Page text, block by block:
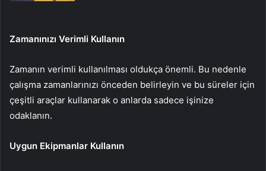
Zamanınızı Verimli Kullanın
Zamanın verimli kullanılması oldukça önemli. Bu nedenle
çalışma zamanlarınızı önceden belirleyin ve bu süreler için
çeşitli araçlar kullanarak o anlarda sadece işinize
odaklanın.
Uygun Ekipmanlar Kullanın